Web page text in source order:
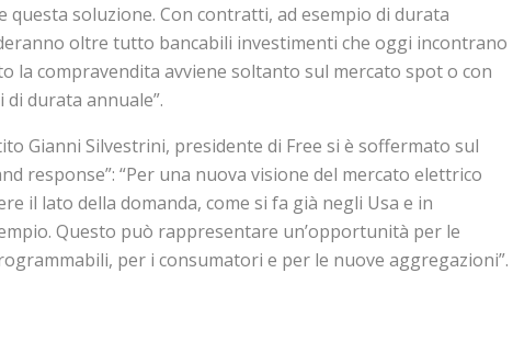
questa soluzione. Con contratti, ad esempio di durata
oltre tutto bancabili investimenti che oggi incontrano
la compravendita avviene soltanto sul mercato spot o con
durata annuale”.
Gianni Silvestrini, presidente di Free si è soffermato sul
response”: “Per una nuova visione del mercato elettrico
il lato della domanda, come si fa già negli Usa e in
Questo può rappresentare un’opportunità per le
per i consumatori e per le nuove aggregazioni”.